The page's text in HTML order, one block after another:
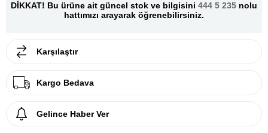
DİKKAT! Bu ürüne ait güncel stok ve bilgisini 444 5 235 nolu
hattımızı arayarak öğrenebilirsiniz.
Karşılaştır
Kargo Bedava
Gelince Haber Ver